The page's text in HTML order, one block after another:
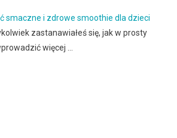
smaczne i zdrowe smoothie dla dzieci
zastanawiałeś się, jak w prosty
więcej …